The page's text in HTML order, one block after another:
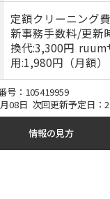
定額クリーニング
新事務手数料/更新
換代:3,300円 ruum
用:1,980円（月額）
号： 105419959
08日 次回更新予定日：
情報の見方